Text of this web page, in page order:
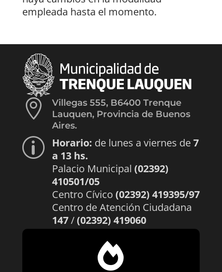
empleada hasta el momento.

Villegas 555, B6400 Trenque
Lauquen, Provincia de Buenos
Aires.
p Horario: de lunes a viernes de7
a 13 hs.
Palacio Municipal (02392)
410501/05
Centro Cívico (02392) 419395/97
Centro de Atención Ciudadana
147/(02392) 419060
